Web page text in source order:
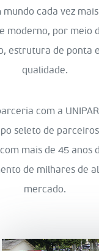
cada vez
moderno, por meio
estrutura de ponta
qualidade.
com a
seleto de
mais de 45 anos
de milhares de
mercado.